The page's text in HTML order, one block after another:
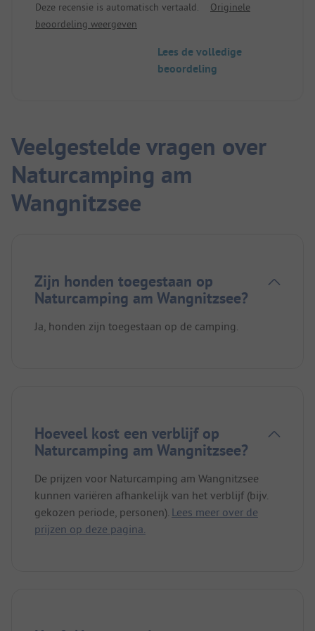
eenvoudig uitgerust en schoon. We mochten zelf
de staanplaats voor onze caravan kiezen.
verblijf met een paar dagen hebben verlengd. We
komen hier zeker nog een keer.
Deze recensie is automatisch vertaald.
Originele
beoordeling weergeven
Lees de volledige
beoordeling
Veelgestelde vragen over
Naturcamping am
Wangnitzsee
Zijn honden toegestaan op
Naturcamping am Wangnitzsee?
Ja, honden zijn toegestaan op de camping.
Hoeveel kost een verblijf op
Naturcamping am Wangnitzsee?
De prijzen voor Naturcamping am Wangnitzsee
kunnen variëren afhankelijk van het verblijf (bijv.
gekozen periode, personen). Lees meer over de
prijzen op deze pagina.